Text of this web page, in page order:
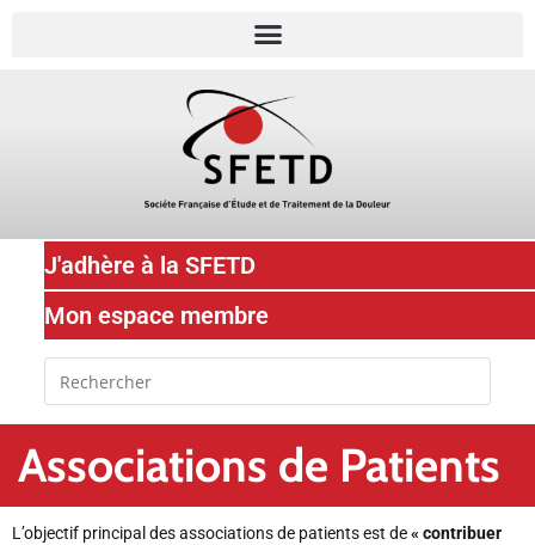
J'adhère à la SFETD
Mon espace membre
Associations de Patients
L’objectif principal des associations de patients est de« contribuer